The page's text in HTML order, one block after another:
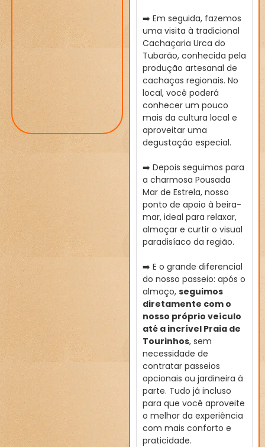
➡️ Em seguida, fazemos
uma visita à tradicional
Cachaçaria Urca do
Tubarão, conhecida pela
produção artesanal de
cachaças regionais. No
local, você poderá
conhecer um pouco
mais da cultura local e
aproveitar uma
degustação especial.
➡️ Depois seguimos para
a charmosa Pousada
Mar de Estrela, nosso
ponto de apoio à beira-
mar, ideal para relaxar,
almoçar e curtir o visual
paradisíaco da região.
➡️ E o grande diferencial
do nosso passeio: após o
almoço, seguimos
diretamente com o
nosso próprio veículo
até a incrível Praia de
Tourinhos, sem
necessidade de
contratar passeios
opcionais ou jardineira à
parte. Tudo já incluso
para que você aproveite
o melhor da experiência
com mais conforto e
praticidade.